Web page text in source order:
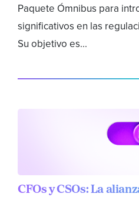
Paquete Ómnibus para
significativos en las
Su objetivo es...
CFOs y CSOs: La